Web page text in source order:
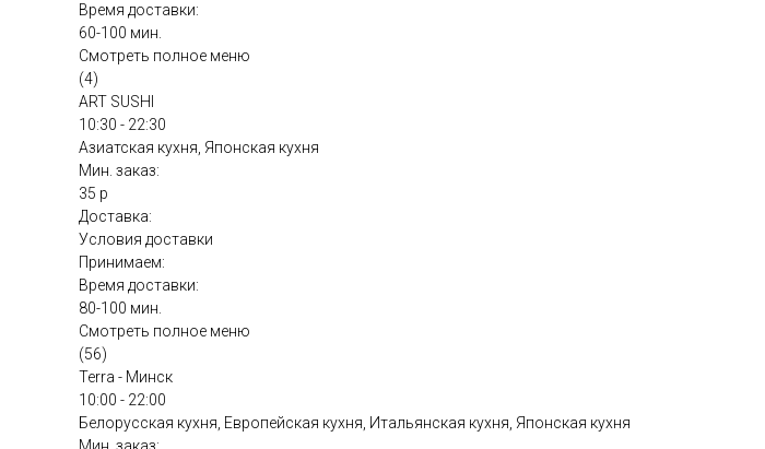
Время доставки:
60-100 мин.
Смотреть полное меню
(4)
ART SUSHI
10:30 - 22:30
Азиатская кухня, Японская кухня
Мин. заказ:
35 р
Доставка:
Условия доставки
Принимаем:
Время доставки:
80-100 мин.
Смотреть полное меню
(56)
Terra - Минск
10:00 - 22:00
Белорусская кухня, Европейская кухня, Итальянская кухня, Японская кухня